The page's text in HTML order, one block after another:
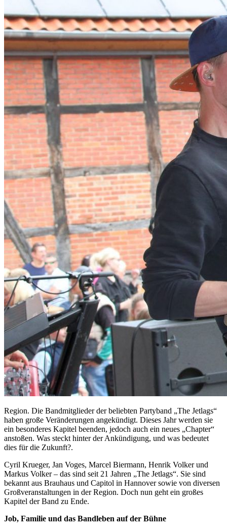
Region. Die Bandmitglieder der beliebten Partyband „The Jetlags“
haben große Veränderungen angekündigt. Dieses Jahr werden sie
ein besonderes Kapitel beenden, jedoch auch ein neues „Chapter“
anstoßen. Was steckt hinter der Ankündigung, und was bedeutet
dies für die Zukunft?.
Cyril Krueger, Jan Voges, Marcel Biermann, Henrik Volker und
Markus Volker – das sind seit 21 Jahren „The Jetlags“. Sie sind
bekannt aus Brauhaus und Capitol in Hannover sowie von diversen
Großveranstaltungen in der Region. Doch nun geht ein großes
Kapitel der Band zu Ende.
Job, Familie und das Bandleben auf der Bühne